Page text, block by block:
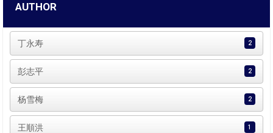
AUTHOR
丁永寿 2
彭志平 2
杨雪梅 2
王順洪 1